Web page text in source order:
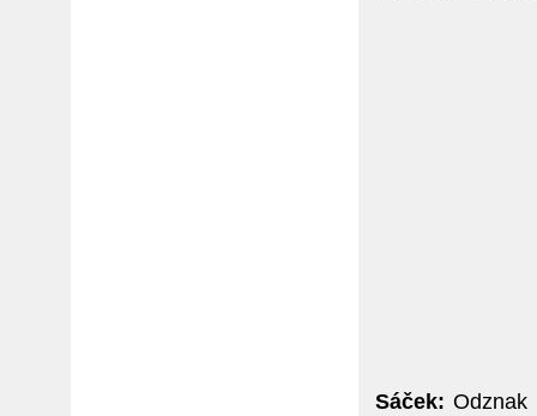
Sáček: Odznak